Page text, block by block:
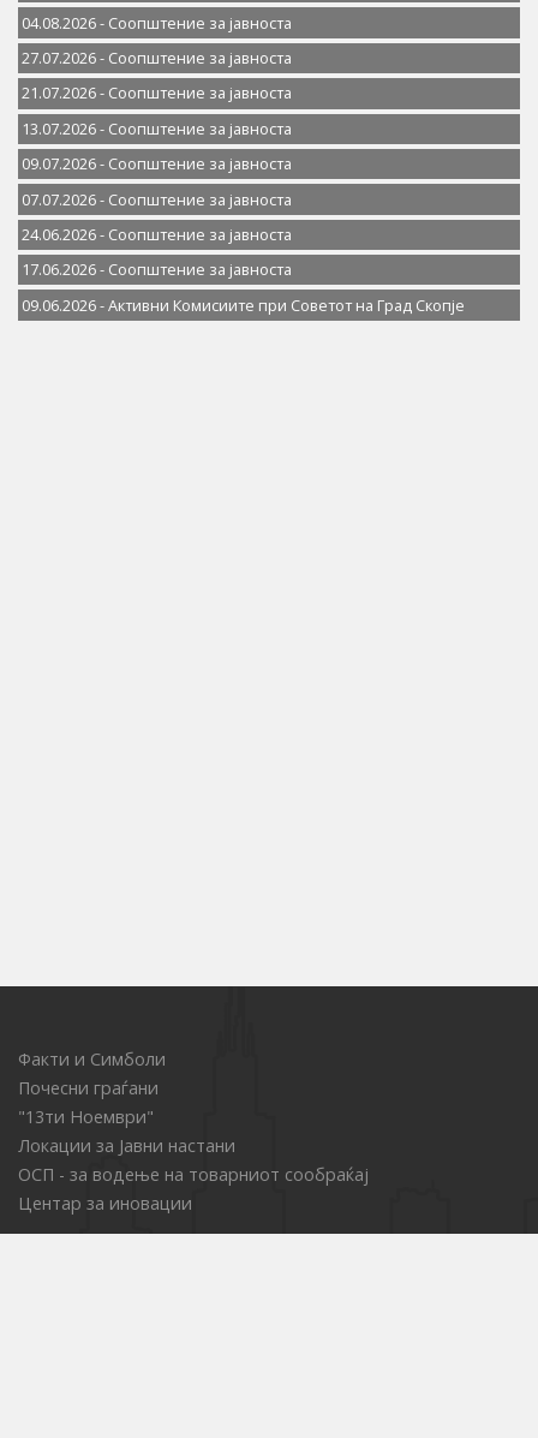
04.08.2026 - Соопштение за јавностa
27.07.2026 - Соопштение за јавностa
21.07.2026 - Соопштение за јавностa
13.07.2026 - Соопштение за јавностa
09.07.2026 - Соопштение за јавностa
07.07.2026 - Соопштение за јавноста
24.06.2026 - Соопштение за јавностa
17.06.2026 - Соопштение за јавностa
09.06.2026 - Активни Комисиите при Советот на Град Скопје
Факти и Симболи
Почесни граѓани
"13ти Ноември"
Локации за Јавни настани
ОСП - за водење на товарниот сообраќај
Центар за иновации